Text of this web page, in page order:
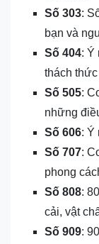
Số 303:
bạn và
Số 404: Ý
thách
Số 505:
những
Số 606: Ý
Số 707:
phong
Số 808:
cải, vật
Số 909: